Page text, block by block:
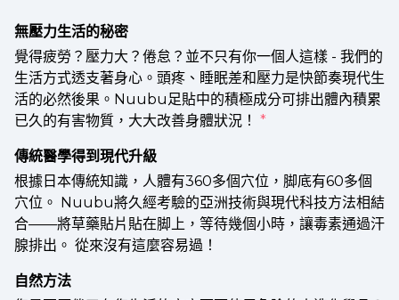
無壓力生活的秘密
覺得疲勞？壓力大？倦怠？並不只有你一個人這樣 - 我們的
生活方式透支著身心。頭疼、睡眠差和壓力是快節奏現代生
活的必然後果。Nuubu足貼中的積極成分可排出體內積累
已久的有害物質，大大改善身體狀況！ *
傳統醫學得到現代升級
根據日本傳統知識，人體有360多個穴位，脚底有60多個
穴位。 Nuubu將久經考驗的亞洲技術與現代科技方法相結
合——將草藥貼片貼在脚上，等待幾個小時，讓毒素通過汗
腺排出。 從來沒有這麼容易過！
自然方法